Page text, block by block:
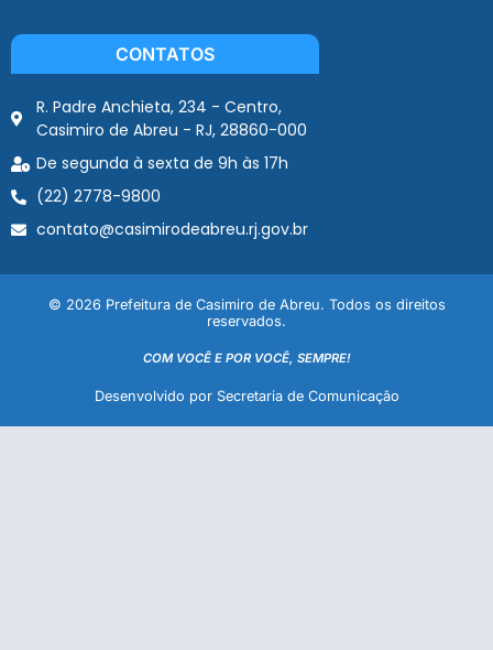
CONTATOS
R. Padre Anchieta, 234 - Centro,
Casimiro de Abreu - RJ, 28860-000
De segunda à sexta de 9h às 17h
(22) 2778-9800
contato@casimirodeabreu.rj.gov.br
© 2026 Prefeitura de Casimiro de Abreu. Todos os direitos
reservados.
COM VOCÊ E POR VOCÊ, SEMPRE!
Desenvolvido por Secretaria de Comunicação